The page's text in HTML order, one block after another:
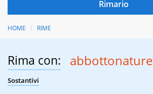
HOME RIME
Rima con: abbottonature
Sostantivi